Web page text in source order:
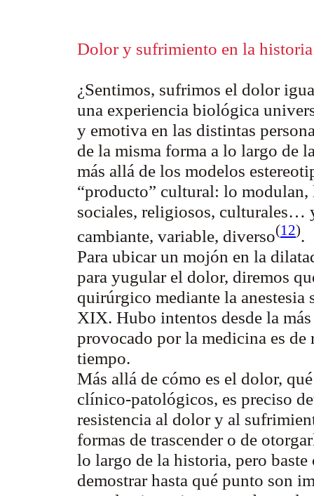
Dolor y sufrimiento en la historia
¿Sentimos, sufrimos el dolor
una experiencia biológica
y emotiva en las distintas
de la misma forma a lo largo de
más allá de los modelos
“producto” cultural: lo
sociales, religiosos, culturales…
cambiante, variable, diverso(12).
Para ubicar un mojón en la
para yugular el dolor, diremos
quirúrgico mediante la
XIX. Hubo intentos desde la
provocado por la medicina es
tiempo.
Más allá de cómo es el dolor,
clínico-patológicos, es preciso
resistencia al dolor y al
formas de trascender o de
lo largo de la historia, pero
demostrar hasta qué punto son